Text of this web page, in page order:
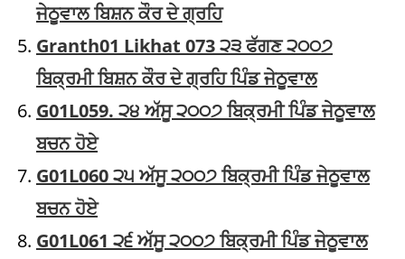
ਜੇਠੂਵਾਲ ਬਿਸ਼ਨ ਕੌਰ ਦੇ ਗ੍ਰਹਿ
Granth01 Likhat 073 ੨੩ ਫੱਗਣ ੨੦੦੭
ਬਿਕ੍ਰਮੀ ਬਿਸ਼ਨ ਕੌਰ ਦੇ ਗ੍ਰਹਿ ਪਿੰਡ ਜੇਠੂਵਾਲ
G01L059. ੨੪ ਅੱਸੂ ੨੦੦੭ ਬਿਕ੍ਰਮੀ ਪਿੰਡ ਜੇਠੂਵਾਲ
ਬਚਨ ਹੋਏ
G01L060 ੨੫ ਅੱਸੂ ੨੦੦੭ ਬਿਕ੍ਰਮੀ ਪਿੰਡ ਜੇਠੂਵਾਲ
ਬਚਨ ਹੋਏ
G01L061 ੨੬ ਅੱਸੂ ੨੦੦੭ ਬਿਕ੍ਰਮੀ ਪਿੰਡ ਜੇਠੂਵਾਲ